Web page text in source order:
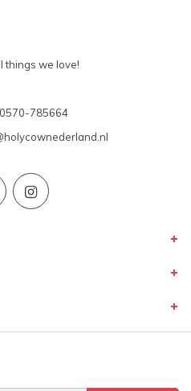
things we love!
0570-785664